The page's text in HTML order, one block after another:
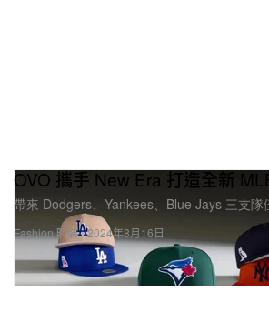
Fashion 時裝
OVO 攜手 New Era 打造全新
帶來 Dodgers、Yankees、Blue Jays 三支隊
2024年8月16日